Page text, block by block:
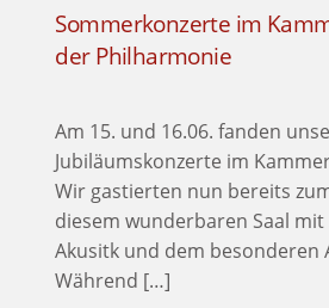
Sommerkonzerte im
der Philharmonie
Am 15. und 16.06. fanden
Jubiläumskonzerte im
Wir gastierten nun bereits
diesem wunderbaren Saal
Akusitk und dem besonderen
Während […]